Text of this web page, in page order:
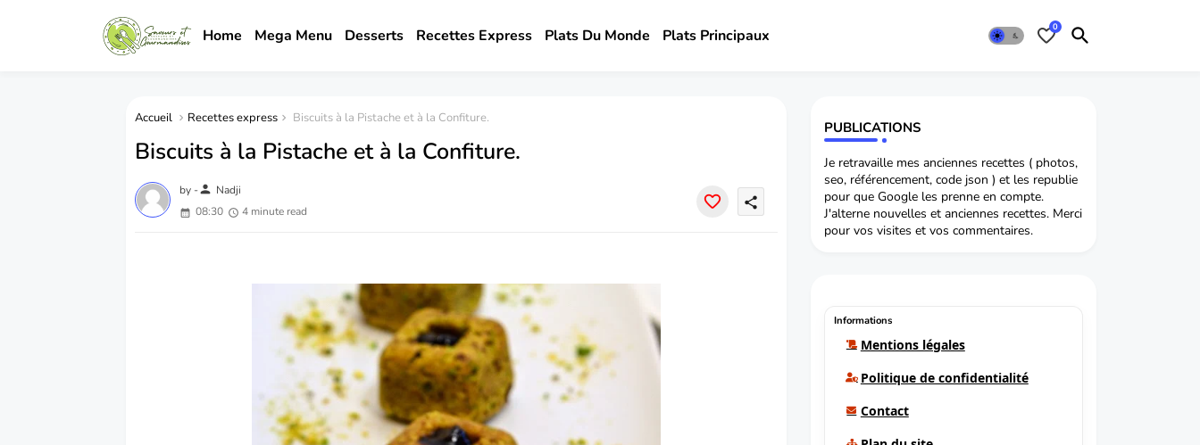
Home Mega Menu Desserts Recettes Express Plats Du Monde Plats Principaux 0
Accueil Recettes express Biscuits à la Pistache et à la Confiture.
Biscuits à la Pistache et à la Confiture.
by -person Nadji
08:30
4 minute read
share
PUBLICATIONS
Je retravaille mes anciennes recettes ( photos,
seo, référencement, code json ) et les republie
pour que Google les prenne en compte.
J'alterne nouvelles et anciennes recettes. Merci
pour vos visites et vos commentaires.
Informations
Mentions légales
Politique de confidentialité
Contact